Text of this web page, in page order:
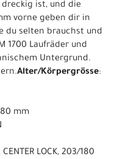
dreckig ist, und die
vorne geben dir in
du selten brauchst und
1700 Laufräder und
Untergrund.
Alter/Körpergrösse:
mm
CENTER LOCK, 203/180